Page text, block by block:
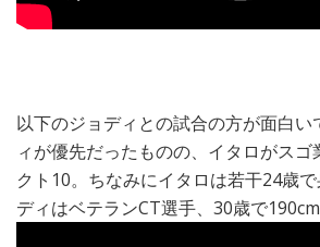
以下のジョディとの試合の方が面白
ィが優先だったものの、イタロがスゴ
クト10。ちなみにイタロは若干24歳
ディはベテランCT選手、30歳で